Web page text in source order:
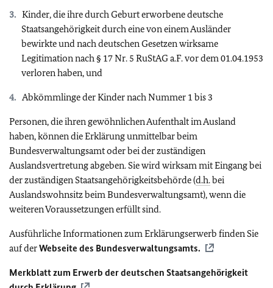
Kinder, die ihre durch Geburt erworbene deutsche
Staatsangehörigkeit durch eine von einem Ausländer
bewirkte und nach deutschen Gesetzen wirksame
Legitimation nach § 17 Nr. 5 RuStAG a.F. vor dem 01.04.1953
verloren haben, und
Abkömmlinge der Kinder nach Nummer 1 bis 3
Personen, die ihren gewöhnlichen Aufenthalt im Ausland
haben, können die Erklärung unmittelbar beim
Bundesverwaltungsamt oder bei der zuständigen
Auslandsvertretung abgeben. Sie wird wirksam mit Eingang bei
der zuständigen Staatsangehörigkeitsbehörde (d.h.bei
Auslandswohnsitz beim Bundesverwaltungsamt), wenn die
weiteren Voraussetzungen erfüllt sind.
Ausführliche Informationen zum Erklärungserwerb finden Sie
auf derWebseite des Bundesverwaltungsamts.
Merkblatt zum Erwerb der deutschen Staatsangehörigkeit